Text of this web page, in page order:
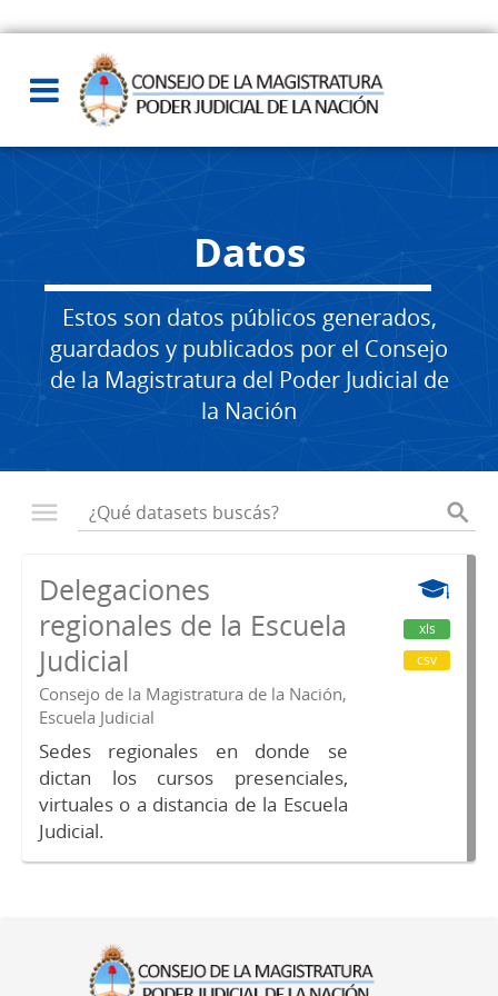
Datos
Estos son datos públicos generados,
guardados y publicados por el Consejo
de la Magistratura del Poder Judicial de
la Nación
Delegaciones
regionales de la Escuela
Judicial
Consejo de la Magistratura de la Nación,
Escuela Judicial
Sedes regionales en donde se
dictan los cursos presenciales,
virtuales o a distancia de la Escuela
Judicial.
xls
csv